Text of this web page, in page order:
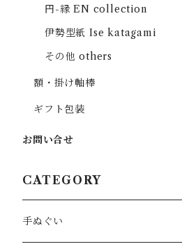
円-縁 EN collection
伊勢型紙 Ise katagami
その他 others
額・掛け軸棒
ギフト包装
お問い合せ
CATEGORY
手ぬぐい